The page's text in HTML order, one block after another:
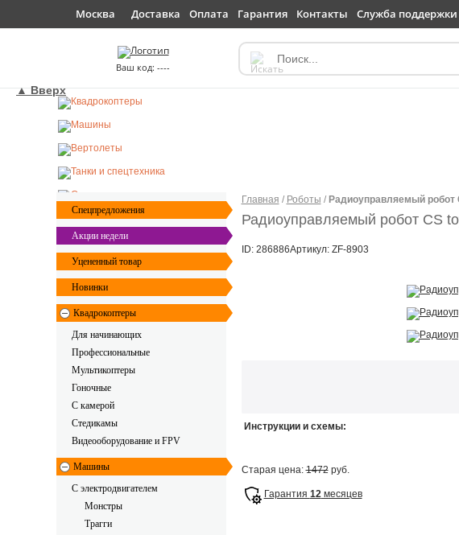
Москва Доставка Оплата Гарантия Контакты Служба поддержки
----
Спецпредложения
Акции недели
Уцененный товар
Новинки
Квадрокоптеры
Для начинающих
Профессиональные
Мультикоптеры
Гоночные
C камерой
Стедикамы
Видеооборудование и FPV
Машины
С электродвигателем
Монстры
Трагги
Главная / Роботы / Радиоуправляемый робот
Радиоуправляемый робот CS
ID: 286886Артикул: ZF-8903
Инструкции и схемы:
Старая цена:1472руб.
Гарантия 12 месяцев
▲ Вверх